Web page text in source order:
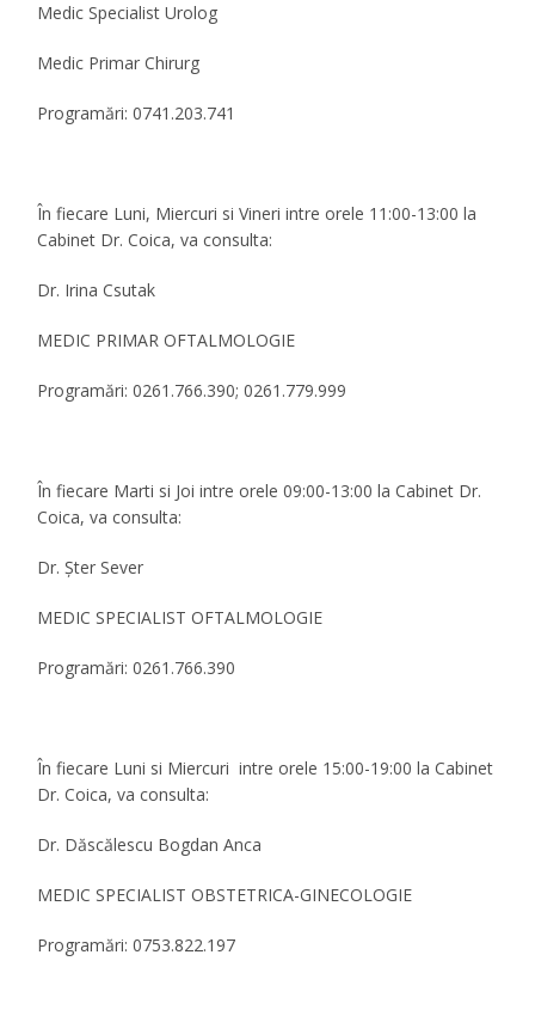
Medic Specialist Urolog
Medic Primar Chirurg
Programări: 0741.203.741
În fiecare Luni, Miercuri si Vineri intre orele 11:00-13:00 la
Cabinet Dr. Coica, va consulta:
Dr. Irina Csutak
MEDIC PRIMAR OFTALMOLOGIE
Programări: 0261.766.390; 0261.779.999
În fiecare Marti si Joi intre orele 09:00-13:00 la Cabinet Dr.
Coica, va consulta:
Dr. Şter Sever
MEDIC SPECIALIST OFTALMOLOGIE
Programări: 0261.766.390
În fiecare Luni si Miercuri intre orele 15:00-19:00 la Cabinet
Dr. Coica, va consulta:
Dr. Dăscălescu Bogdan Anca
MEDIC SPECIALIST OBSTETRICA-GINECOLOGIE
Programări: 0753.822.197